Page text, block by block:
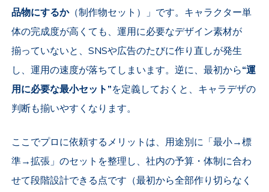
品物にするか（制作物セット）」です。キャラクター単
体の完成度が高くても、運用に必要なデザイン素材が
揃っていないと、SNSや広告のたびに作り直しが発生
し、運用の速度が落ちてしまいます。逆に、最初から“運
用に必要な最小セット”を定義しておくと、キャラデザの
判断も揃いやすくなります。
ここでプロに依頼するメリットは、用途別に「最小→標
準→拡張」のセットを整理し、社内の予算・体制に合わ
せて段階設計できる点です（最初から全部作り切らなく